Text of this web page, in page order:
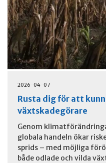
2026-04-07
Rusta dig för att
växtskadegörare
Genom
globala handeln ökar
sprids – med möjliga
både odlade och vilda